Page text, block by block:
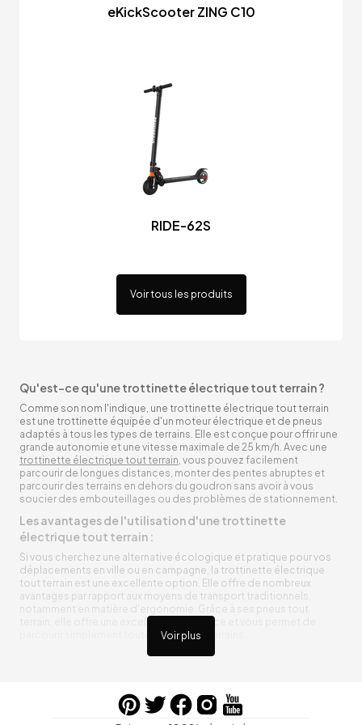
eKickScooter ZING C10
RIDE-62S
Voir tous les produits
Voir plus
Qu'est-ce qu'une trottinette électrique tout terrain ?
Comme son nom l'indique, une trottinette électrique tout terrain
est une trottinette équipée d'un moteur électrique et de pneus
adaptés à tous les types de terrains. Elle est conçue pour offrir une
grande autonomie et une vitesse maximale de 25 km/h. Avec une
trottinette électrique tout terrain, vous pouvez facilement
parcourir de longues distances, monter des pentes abruptes et
parcourir des terrains en dehors du goudron sans avoir à vous
soucier des embouteillages ou des problèmes de stationnement.
Les avantages de l'utilisation d'une trottinette
électrique tout terrain :
Si vous cherchez une alternative écologique et pratique pour vos
déplacements en ville ou en campagne, la trottinette électrique
tout terrain est une excellente option. Elle offre de nombreux
avantages par rapport aux moyens de transport traditionnels,
notamment en matière d'ergonomie. Grâce à ses pneus tout
terrain, elle offre une excellente adhérence et vous permet de
parcourir simplement toutes sortes de terrains.
Trottinette électrique tout terrain ergonomique
entre vos trajets, vous n’aurez pas à vous soucier de l’état de sa
batterie. De plus, elle est équipée de pneus résistants qui peuvent